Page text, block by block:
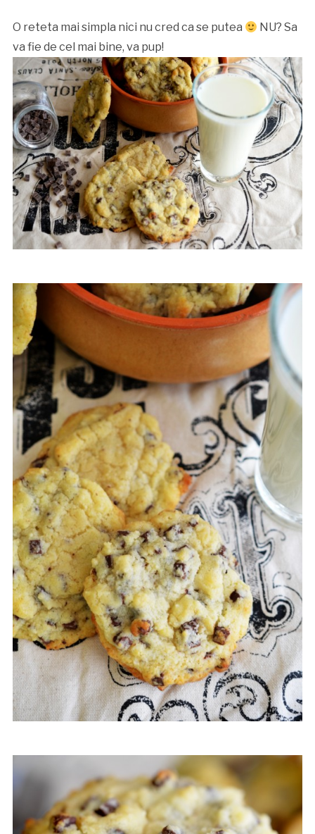
O reteta mai simpla nici nu cred ca se putea
NU? Sa
va fie de cel mai bine, va pup!